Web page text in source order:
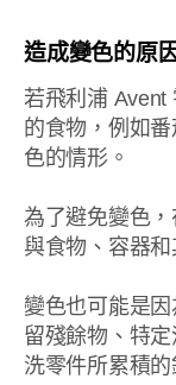
造成變色的原
若飛利浦 Avent
的食物，例如
色的情形。
為了避免變色
與食物、容器
變色也可能是
留殘餘物、特
洗零件所累積的